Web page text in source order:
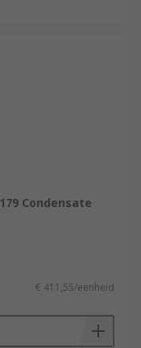
Condensate
€ 411,55/eenheid